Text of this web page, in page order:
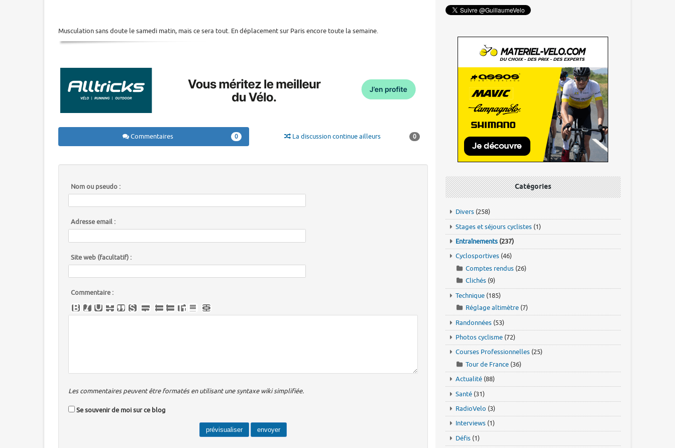
Musculation sans doute le samedi matin, mais ce sera tout. En déplacement sur Paris encore toute la semaine.
Commentaires 0 La discussion continue ailleurs 0
Nom ou pseudo :
Adresse email :
Site web (facultatif) :
Commentaire :
Les commentaires peuvent être formatés en utilisant une syntaxe wiki simplifiée.
Se souvenir de moi sur ce blog
Catégories
Divers (258)
Stages et séjours cyclistes (1)
Entraînements (237)
Cyclosportives (46)
Comptes rendus (26)
Clichés (9)
Technique (185)
Réglage altimètre (7)
Randonnées (53)
Photos cyclisme (72)
Courses Professionnelles (25)
Tour de France (36)
Actualité (88)
Santé (31)
RadioVelo (3)
Interviews (1)
Défis (1)